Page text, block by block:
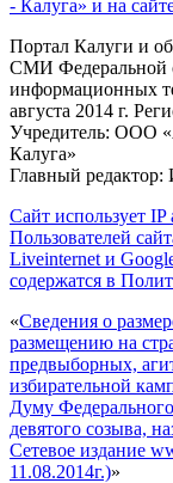
- Калуга» и на
Портал Калуги и
СМИ Федеральной
информационных
августа 2014 г.
Учредитель: ООО
Калуга»
Главный
Сайт использует
Пользователей
Liveinternet и
содержатся в
«Сведения о
размещению на
предвыборных,
избирательной
Думу
девятого созыва,
Сетевое издание
11.08.2014г.)»